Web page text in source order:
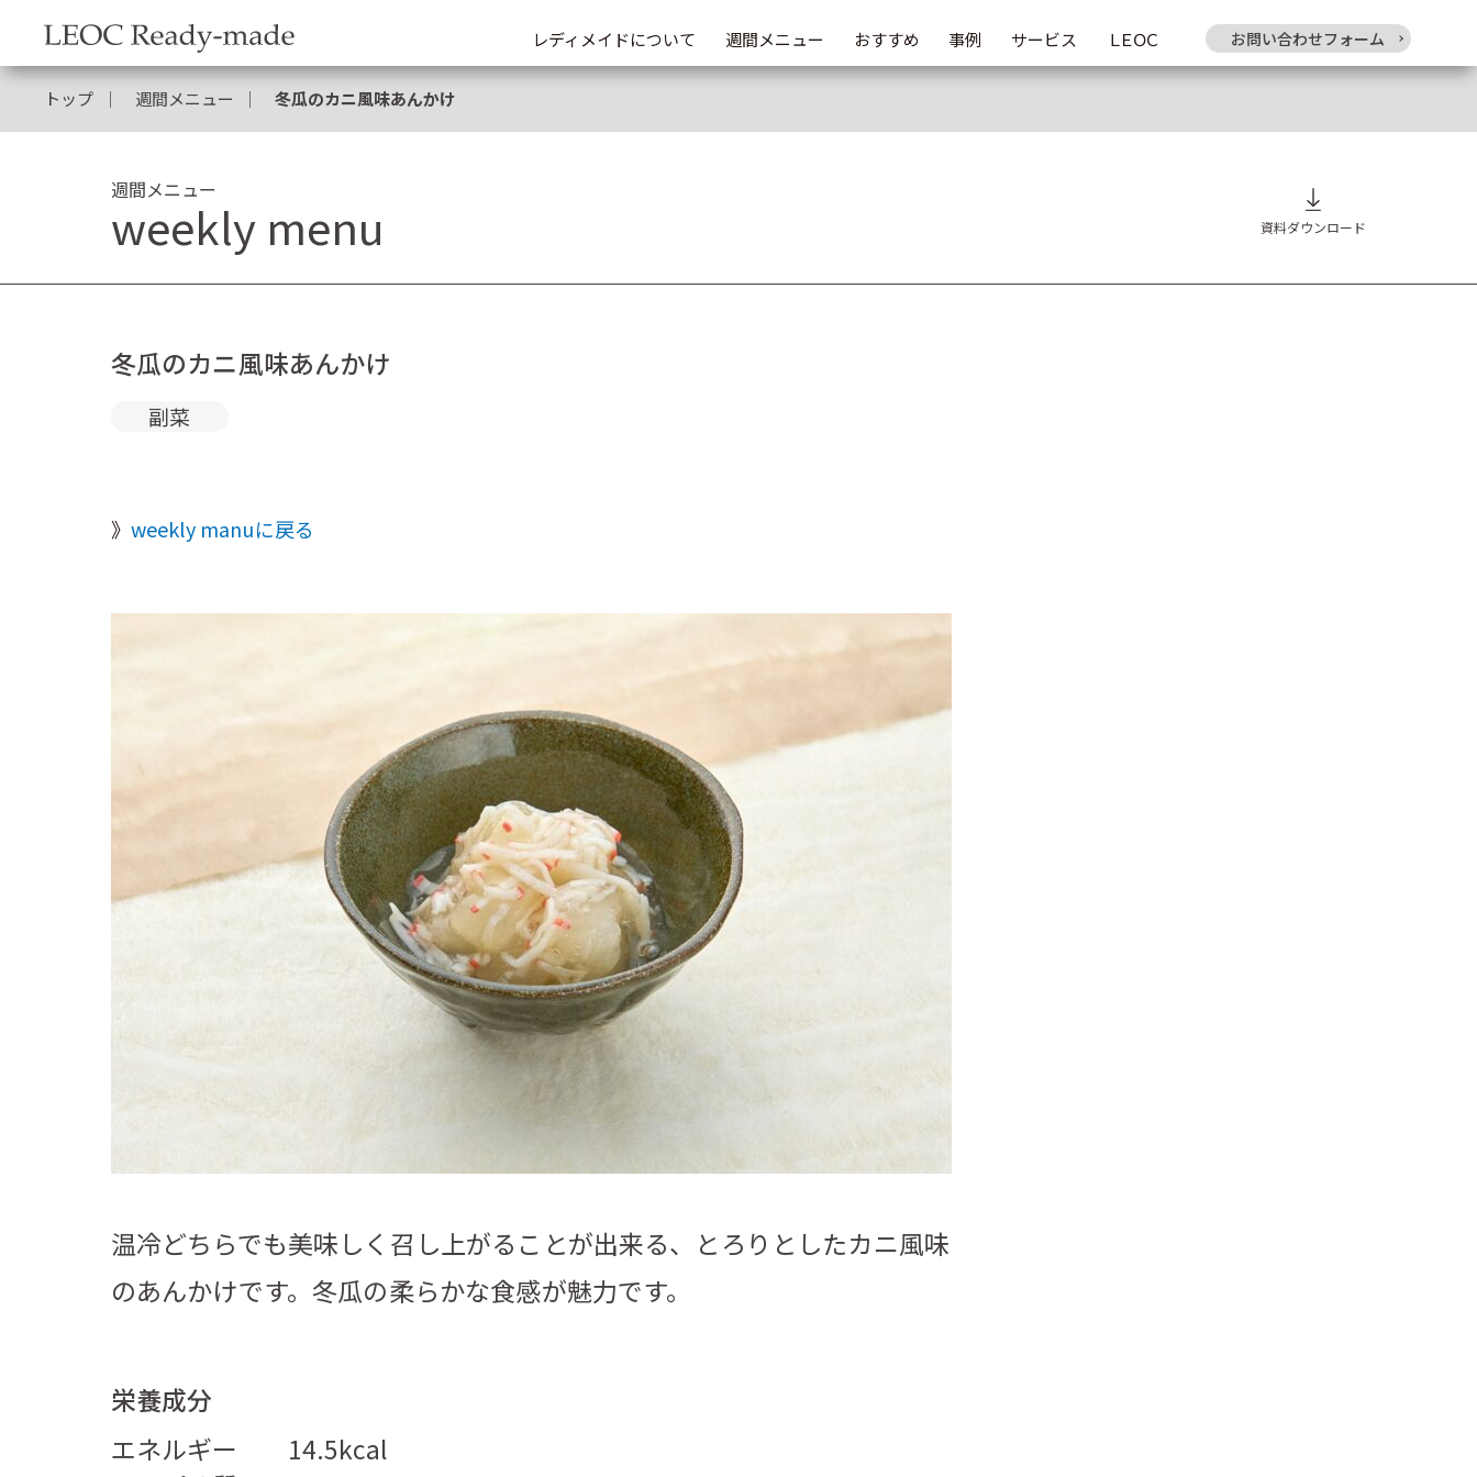
お問い合わせフォーム
レディメイドについて 週間メニュー おすすめ 事例 サービス ＬＥＯＣ
トップ 週間メニュー 冬瓜のカニ風味あんかけ
週間メニュー
weekly menu 資料ダウンロード
冬瓜のカニ風味あんかけ
副菜
weekly manuに戻る
温冷どちらでも美味しく召し上がることが出来る、とろりとしたカニ風味
のあんかけです。冬瓜の柔らかな食感が魅力です。
栄養成分
エネルギー
14.5kcal